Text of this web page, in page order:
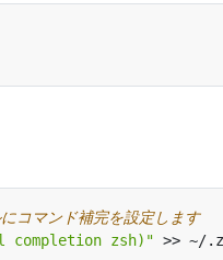
コマンド補完を設定します
completion zsh)" >> ~/